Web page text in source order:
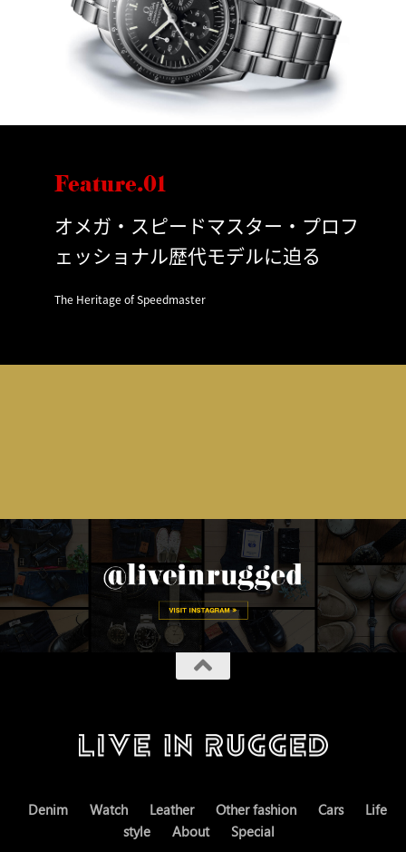
Feature.01
オメガ・スピードマスター・プロフ
ェッショナル歴代モデルに迫る
The Heritage of Speedmaster
Denim Watch Leather Other fashion Cars
Life
style
About Special